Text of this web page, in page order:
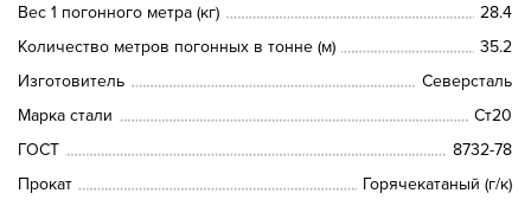
Вес 1 погонного метра (кг)
28.4
Количество метров погонных в тонне (м)
35.2
Изготовитель
Северсталь
Марка стали
Ст20
ГОСТ
8732-78
Прокат
Горячекатаный (г/к)